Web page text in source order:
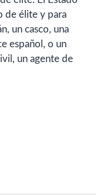
de élite y para
un casco, una
español, o un
un agente de